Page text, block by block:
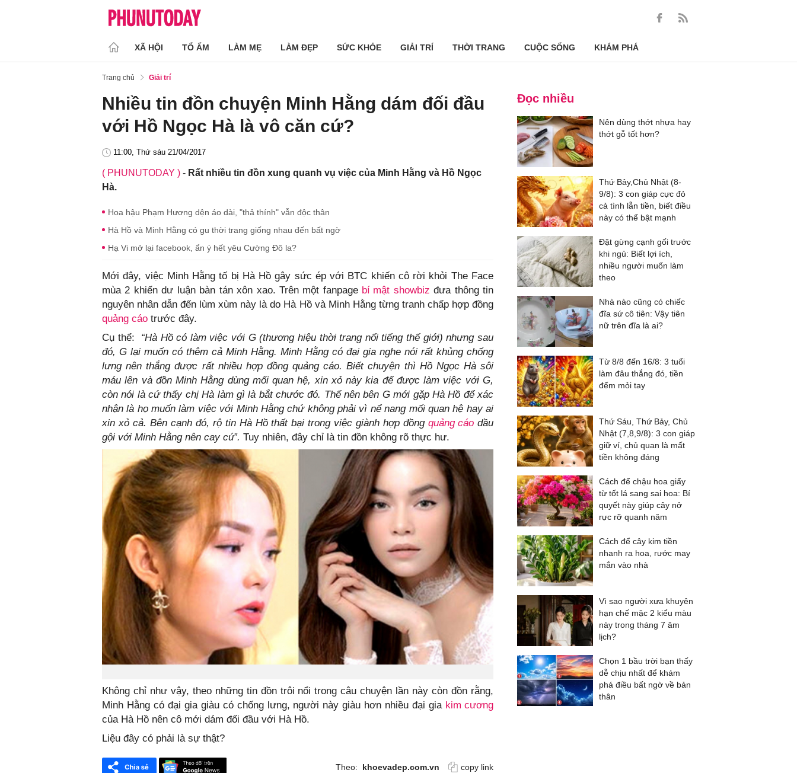
XÃ HỘI TỔ ẤM LÀM MẸ LÀM ĐẸP SỨC KHỎE GIẢI TRÍ THỜI TRANG CUỘC SỐNG KHÁM PHÁ
Trang chủ Giải trí
Nhiều tin đồn chuyện Minh Hằng dám đối đầu
với Hồ Ngọc Hà là vô căn cứ?
11:00, Thứ sáu 21/04/2017
( PHUNUTODAY ) - Rất nhiều tin đồn xung quanh vụ việc của Minh Hằng và Hồ Ngọc
Hà.
Hoa hậu Phạm Hương dện áo dài, "thả thính" vẫn độc thân
Hà Hồ và Minh Hằng có gu thời trang giống nhau đến bất ngờ
Hạ Vi mở lại facebook, ẩn ý hết yêu Cường Đô la?
Mới đây, việc Minh Hằng tố bị Hà Hồ gây sức ép với BTC khiến cô rời khỏi The Face
mùa 2 khiến dư luận bàn tán xôn xao. Trên một fanpage bí mật showbiz đưa thông tin
nguyên nhân dẫn đến lùm xùm này là do Hà Hồ và Minh Hằng từng tranh chấp hợp đồng
quảng cáo trước đây.
Cụ thể: “Hà Hồ có làm việc với G (thương hiệu thời trang nổi tiếng thế giới) nhưng sau
đó, G lại muốn có thêm cả Minh Hằng. Minh Hằng có đại gia nghe nói rất khủng chống
lưng nên thắng được rất nhiều hợp đồng quảng cáo. Biết chuyện thì Hồ Ngọc Hà sôi
máu lên và đồn Minh Hằng dùng mối quan hệ, xin xỏ này kia để được làm việc với G,
còn nói là cứ thấy chị Hà làm gì là bắt chước đó. Thế nên bên G mới gặp Hà Hồ để xác
nhận là họ muốn làm việc với Minh Hằng chứ không phải vì nể nang mối quan hệ hay ai
xin xỏ cả. Bên cạnh đó, rộ tin Hà Hồ thất bại trong việc giành hợp đồngquảng cáo dầu
gội với Minh Hằng nên cay cú”. Tuy nhiên, đây chỉ là tin đồn không rõ thực hư.
Không chỉ như vậy, theo những tin đồn trôi nổi trong câu chuyện lần này còn đồn rằng,
Minh Hằng có đại gia giàu có chống lưng, người này giàu hơn nhiều đại gia kim cương
của Hà Hồ nên cô mới dám đối đầu với Hà Hồ.
Liệu đây có phải là sự thật?
Theo: khoevadep.com.vn copy link
Đọc nhiều
Nên dùng thớt nhựa hay
thớt gỗ tốt hơn?
Thứ Bảy,Chủ Nhật (8-
9/8): 3 con giáp cực đỏ
cả tình lẫn tiền, biết điều
này có thể bật mạnh
Đặt gừng cạnh gối trước
khi ngủ: Biết lợi ích,
nhiều người muốn làm
theo
Nhà nào cũng có chiếc
đĩa sứ cô tiên: Vậy tiên
nữ trên đĩa là ai?
Từ 8/8 đến 16/8: 3 tuổi
làm đâu thắng đó, tiền
đếm mỏi tay
Thứ Sáu, Thứ Bảy, Chủ
Nhật (7,8,9/8): 3 con giáp
giữ ví, chủ quan là mất
tiền không đáng
Cách để chậu hoa giấy
từ tốt lá sang sai hoa: Bí
quyết này giúp cây nở
rực rỡ quanh năm
Cách để cây kim tiền
nhanh ra hoa, rước may
mắn vào nhà
Vì sao người xưa khuyên
hạn chế mặc 2 kiểu màu
này trong tháng 7 âm
lịch?
Chọn 1 bầu trời bạn thấy
dễ chịu nhất để khám
phá điều bất ngờ về bản
thân